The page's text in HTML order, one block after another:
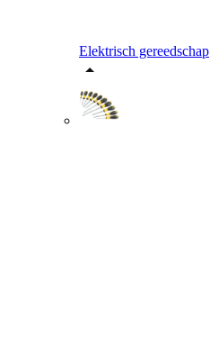
Elektrisch gereedschap